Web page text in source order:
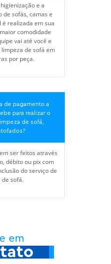
e a
de sofás, camas e
realizada em sua
comodidade
vai até você e
de sofá em
por peça.
de pagamento a
para realizar o
de sofá,
ser feitos através
débito ou pix com
do serviço de
de sofá.
em